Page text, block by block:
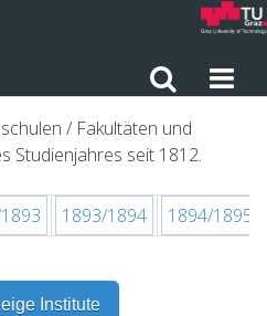
/ Fakultäten und
Studienjahres seit 1812.
1893/1894 1894/1895
Institute